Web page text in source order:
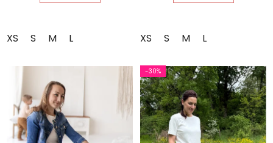
XS S M L XS S M L
-30%
Ochrana osobních údajů